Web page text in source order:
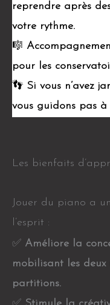
reprendre après
votre rythme.
🎼
pour les
👣 Si vous n’avez
vous guidons pas à
Les bienfaits
Jouer du piano a
l’esprit :
✅ Améliore la
mobilisant les
partitions.